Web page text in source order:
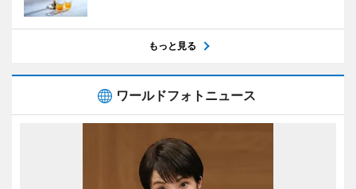
もっと見る
ワールドフォトニュース